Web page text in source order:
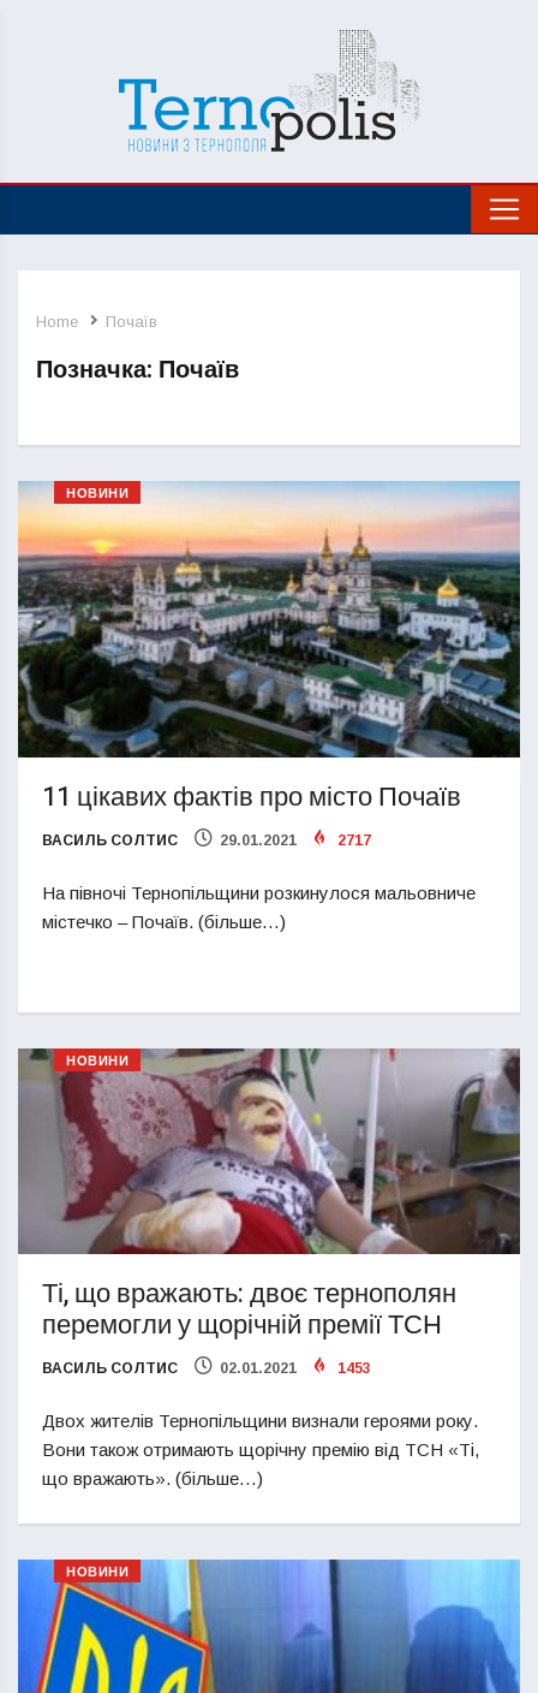
Home Почаїв
Позначка: Почаїв
НОВИНИ
11 цікавих фактів про місто Почаїв
ВАСИЛЬ СОЛТИС 29.01.2021 2717
На півночі Тернопільщини розкинулося мальовниче
містечко – Почаїв. (більше…)
НОВИНИ
Ті, що вражають: двоє тернополян
перемогли у щорічній премії ТСН
ВАСИЛЬ СОЛТИС 02.01.2021 1453
Двох жителів Тернопільщини визнали героями року.
Вони також отримають щорічну премію від ТСН «Ті,
що вражають». (більше…)
НОВИНИ